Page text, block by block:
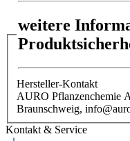
weitere
Hersteller-Kontakt
AURO Pflanzenchemie
Braunschweig,
Kontakt & Service